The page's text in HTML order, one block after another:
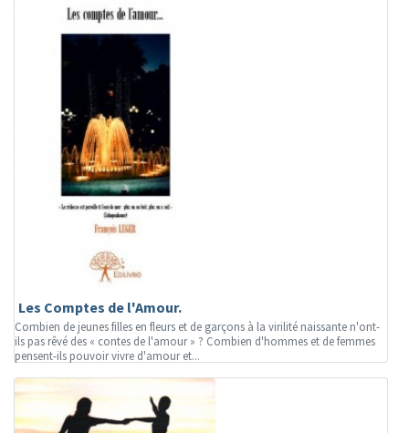
Les Comptes de l'Amour.
Combien de jeunes filles en fleurs et de garçons à la virilité naissante n'ont-
ils pas rêvé des « contes de l'amour » ? Combien d'hommes et de femmes
pensent-ils pouvoir vivre d'amour et...